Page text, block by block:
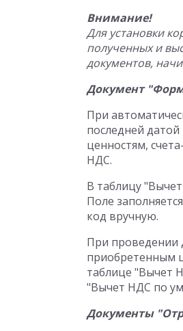
Внимание!
Для установки
полученных и
документов,
Документ
При
последней
ценностям,
НДС.
В таблицу
Поле
код вручную.
При проведении
приобретенным
таблице "Вычет
"Вычет НДС по
Документы